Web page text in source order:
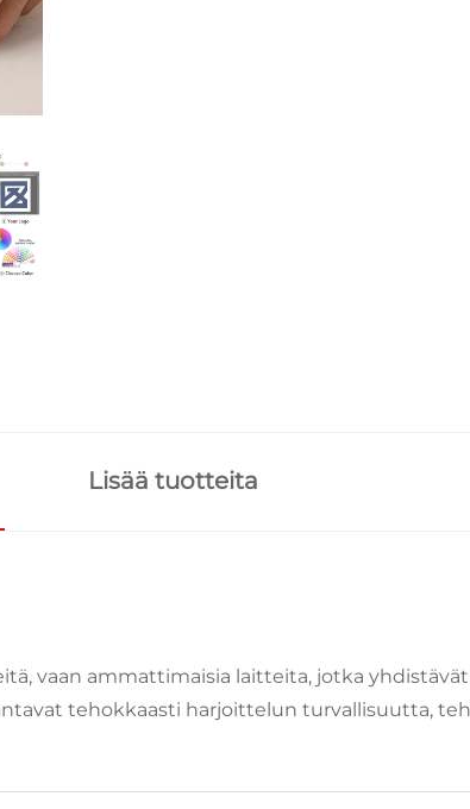
Lisää tuotteita
vaan ammattimaisia laitteita, jotka
tehokkaasti harjoittelun turvallisuutta,